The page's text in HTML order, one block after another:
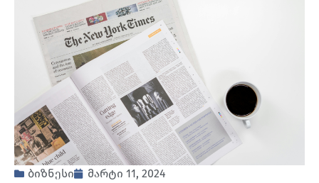
ბიზნესი
მარტი 11, 2024